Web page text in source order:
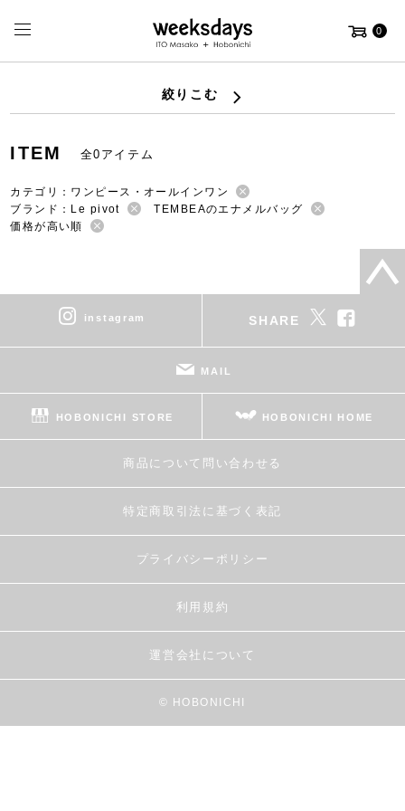
0
絞りこむ
ITEM 全0アイテム
カテゴリ：ワンピース・オールインワン
ブランド：Le pivot
TEMBEAのエナメルバッグ
価格が高い順
instagram SHARE
MAIL
HOBONICHI STORE HOBONICHI HOME
商品について問い合わせる
特定商取引法に基づく表記
プライバシーポリシー
利用規約
運営会社について
© HOBONICHI